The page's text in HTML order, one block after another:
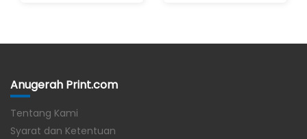
Anugerah Print.com
Tentang Kami
Syarat dan Ketentuan